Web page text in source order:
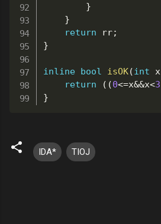
}
}
return rr;
}
inline bool isOK(int x
return
( (0<=x&&x<3
}
IDA* TIOJ